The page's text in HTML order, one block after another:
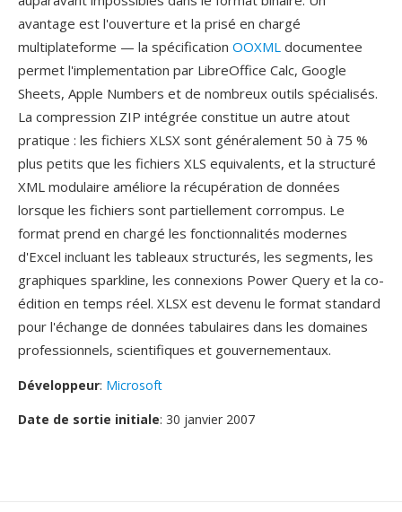
avantage est l'ouverture et la prisé en chargé
multiplateforme — la spécification OOXML documentee
permet l'implementation par LibreOffice Calc, Google
Sheets, Apple Numbers et de nombreux outils spécialisés.
La compression ZIP intégrée constitue un autre atout
pratique : les fichiers XLSX sont généralement 50 à 75 %
plus petits que les fichiers XLS equivalents, et la structuré
XML modulaire améliore la récupération de données
lorsque les fichiers sont partiellement corrompus. Le
format prend en chargé les fonctionnalités modernes
d'Excel incluant les tableaux structurés, les segments, les
graphiques sparkline, les connexions Power Query et la co-
édition en temps réel. XLSX est devenu le format standard
pour l'échange de données tabulaires dans les domaines
professionnels, scientifiques et gouvernementaux.
Développeur: Microsoft
Date de sortie initiale: 30 janvier 2007